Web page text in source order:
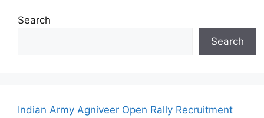
Search
Search
Indian Army Agniveer Open Rally Recruitment